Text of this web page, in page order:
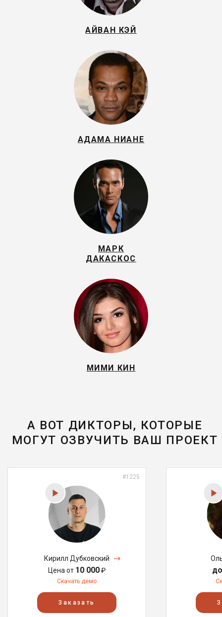
АЙВАН КЭЙ
АДАМА НИАНЕ
МАРК
ДАКАСКОС
МИМИ КИН
А ВОТ ДИКТОРЫ, КОТОРЫЕ
МОГУТ ОЗВУЧИТЬ ВАШ ПРОЕКТ
#1225
Кирилл Дубковский
Цена от 10 000₽
Скачать демо
Заказать